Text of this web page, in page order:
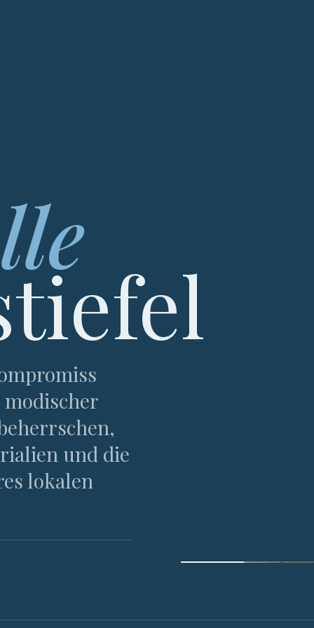
und die
lokalen